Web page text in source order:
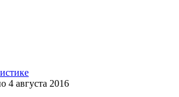
4 августа 2016